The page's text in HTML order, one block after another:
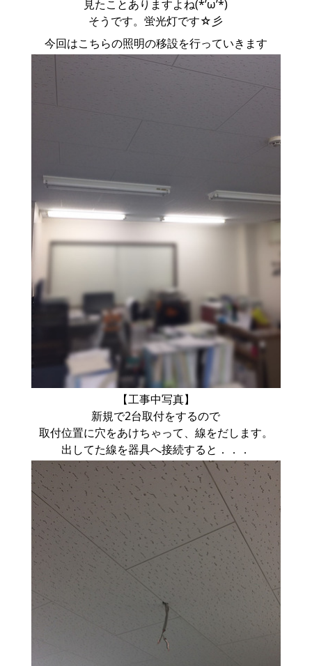
見たことありますよね(*’ω’*)
そうです。蛍光灯です☆彡
今回はこちらの照明の移設を行っていきます
【工事中写真】
新規で2台取付をするので
取付位置に穴をあけちゃって、線をだします。
出してた線を器具へ接続すると．．．